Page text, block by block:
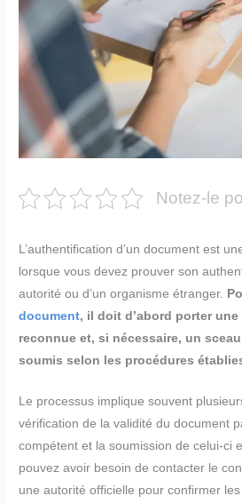
Notez-le
L’authentification d’un document est
lorsque vous devez prouver son
autorité ou d’un organisme étranger.
document, il doit d’abord porter
reconnue et, si nécessaire, un
soumis selon les procédures
Le processus implique souvent
vérification de la validité du document
compétent et la soumission de celui-ci
pouvez avoir besoin de contacter le
une autorité officielle pour confirmer